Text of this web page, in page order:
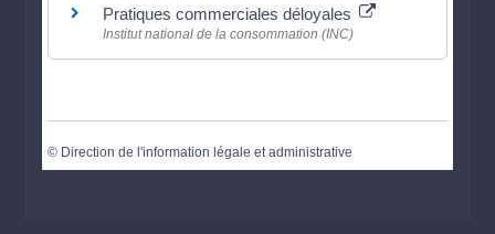
Pratiques commerciales déloyales
Institut national de la consommation (INC)
© Direction de l'information légale et administrative